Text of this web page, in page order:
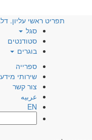
תפריט ראשי עליון.
סגל
סטודנטים
בוגרים
ספרייה
שירותי
צור קשר
عربيه
EN